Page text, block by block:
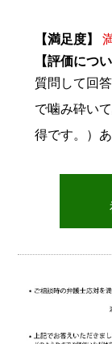
【満足度】
【評価につい
質問して回
で噛み砕い
得です。）